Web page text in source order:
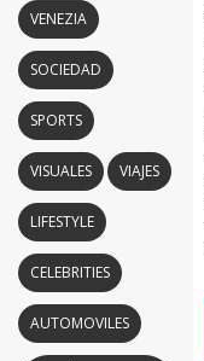
VENEZIA
SOCIEDAD
SPORTS
VISUALES VIAJES
LIFESTYLE
CELEBRITIES
AUTOMOVILES